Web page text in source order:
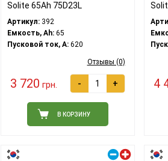
Solite 65Ah 75D23L
Артикул: 392
Емкость, Ah: 65
Пусковой ток, A: 620
Отзывы (0)
3 720 грн. - +
В КОРЗИНУ
4